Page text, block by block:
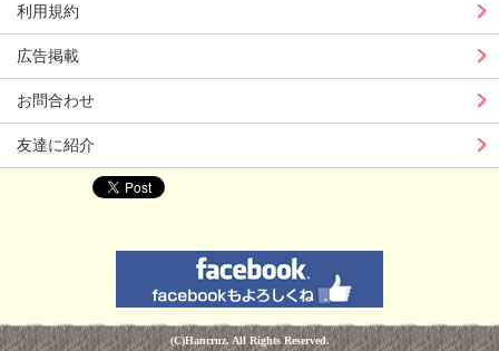
利用規約
広告掲載
お問合わせ
友達に紹介
(C)Hancruz. All Rights Reserved.